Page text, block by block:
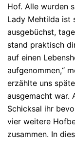
Hof. Alle wurden
Lady Mehtilda ist
ausgebüchst,
stand praktisch
auf einen
aufgenommen,“
erzählte uns
ausgemacht war.
Schicksal ihr
vier weitere
zusammen. In